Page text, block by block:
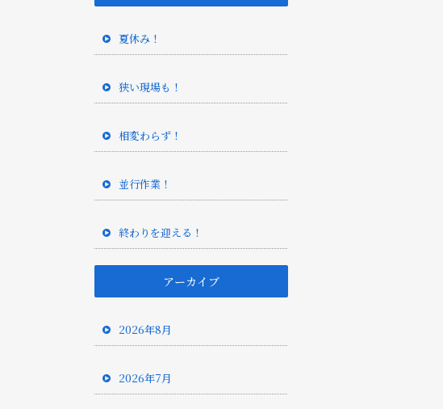
夏休み！
狭い現場も！
相変わらず！
並行作業！
終わりを迎える！
アーカイブ
2026年8月
2026年7月